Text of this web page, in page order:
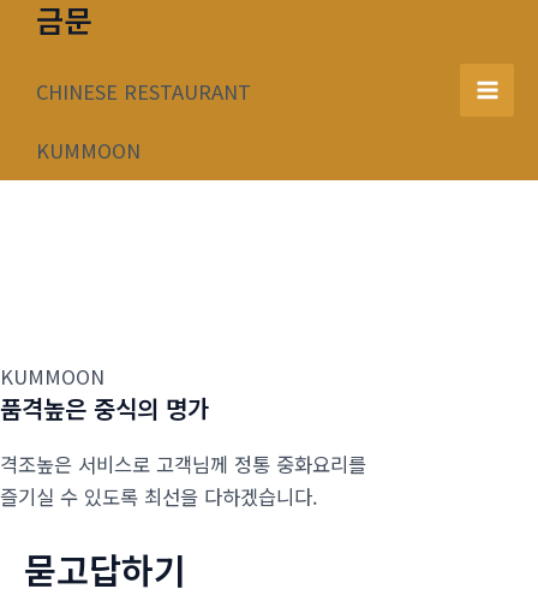
너
금문
CHINESE RESTAURANT
KUMMOON
Main
KUMMOON
품격높은 중식의 명가
격조높은 서비스로 고객님께 정통 중화요리를
즐기실 수 있도록 최선을 다하겠습니다.
묻고답하기